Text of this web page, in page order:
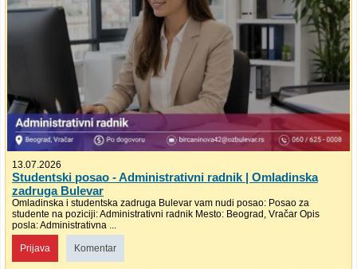
13.07.2026
Studentski posao - Administrativni radnik | Omladinska
zadruga Bulevar
Omladinska i studentska zadruga Bulevar vam nudi posao: Posao za
studente na poziciji: Administrativni radnik Mesto: Beograd, Vračar Opis
posla: Administrativna ...
Prijava Komentar